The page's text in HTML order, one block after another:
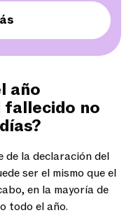
año
fallecido no
de la declaración del
ser el mismo que el
en la mayoría de
todo el año.